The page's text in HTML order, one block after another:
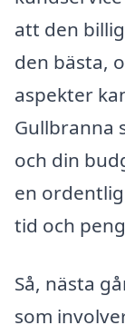
att den
den bästa,
aspekter
Gullbranna
och din
en
tid och
Så, nästa
som